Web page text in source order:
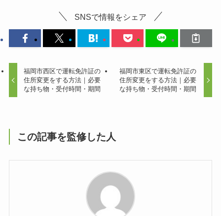
SNSで情報をシェア
福岡市西区で運転免許証の
住所変更をする方法｜必要
な持ち物・受付時間・期間
福岡市東区で運転免許証の
住所変更をする方法｜必要
な持ち物・受付時間・期間
この記事を監修した人